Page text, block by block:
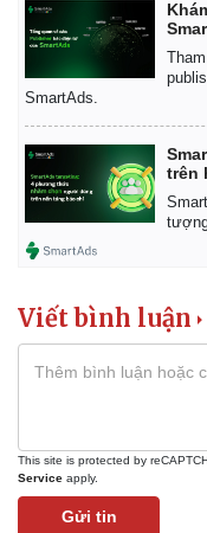
Kinh tế
SmartAds.
trên
Viết bình luận
This site is protected by
Service apply.
Gửi tin